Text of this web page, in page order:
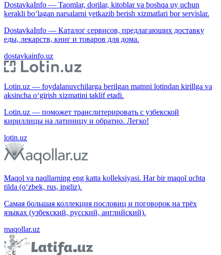
DostavkaInfo — Taomlar, dorilar, kitoblar va boshqa uy uchun
kerakli bo‘lagan narsalarni yetkazib berish xizmatlari bor servislar.
DostavkaInfo — Каталог сервисов, предлагающих доставку
еды, лекарств, книг и товаров для дома.
dostavkainfo.uz
Lotin.uz — foydalanuvchilarga berilgan matnni lotindan kirillga va
aksincha o‘girish xizmatini taklif etadi.
Lotin.uz — поможет транслитерировать с узбекской
кириллицы на латиницу и обратно. Легко!
lotin.uz
Maqol va naqllarning eng katta kolleksiyasi. Har bir maqol uchta
tilda (o‘zbek, rus, ingliz).
Самая большая коллекция пословиц и поговорок на трёх
языках (узбекский, русский, английский).
maqollar.uz